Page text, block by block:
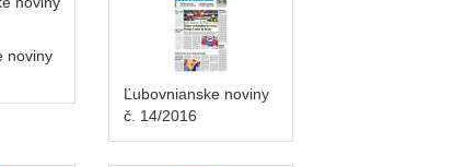
noviny
Ľubovnianske noviny
č. 14/2016